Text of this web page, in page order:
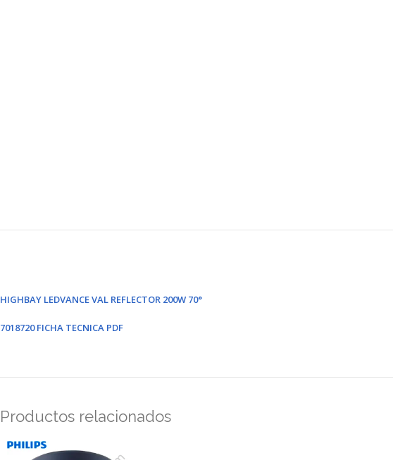
HIGHBAY LEDVANCE VAL REFLECTOR 200W 70°
7018720 FICHA TECNICA PDF
Productos relacionados